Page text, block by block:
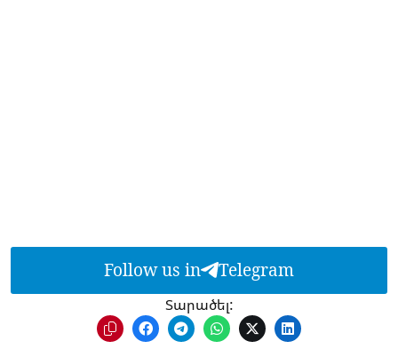
Follow us in Telegram
Տարածել: